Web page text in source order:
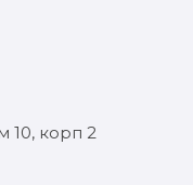
10, корп 2